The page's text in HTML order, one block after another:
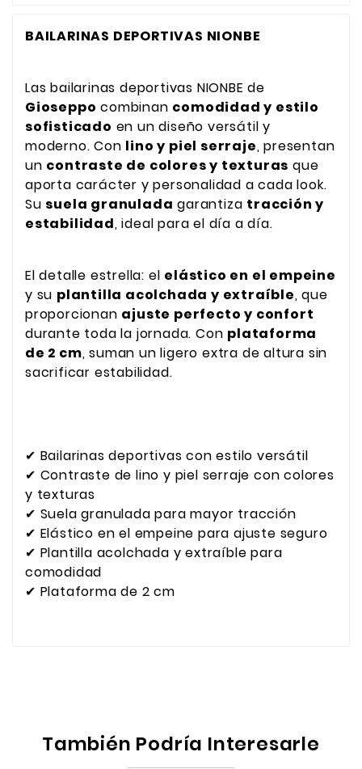
BAILARINAS DEPORTIVAS NIONBE
Las bailarinas deportivas NIONBE de
Gioseppo combinan comodidad y estilo
sofisticado en un diseño versátil y
moderno. Con lino y piel serraje, presentan
un contraste de colores y texturas que
aporta carácter y personalidad a cada look.
Su suela granulada garantiza tracción y
estabilidad, ideal para el día a día.
El detalle estrella: el elástico en el empeine
y su plantilla acolchada y extraíble, que
proporcionan ajuste perfecto y confort
durante toda la jornada. Con plataforma
de 2 cm, suman un ligero extra de altura sin
sacrificar estabilidad.
✔ Bailarinas deportivas con estilo versátil
✔ Contraste de lino y piel serraje con colores
y texturas
✔ Suela granulada para mayor tracción
✔ Elástico en el empeine para ajuste seguro
✔ Plantilla acolchada y extraíble para
comodidad
✔ Plataforma de 2 cm
También Podría Interesarle